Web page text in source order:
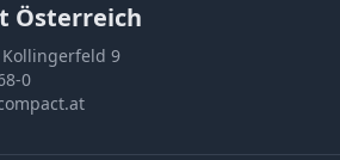
Österreich
9
0